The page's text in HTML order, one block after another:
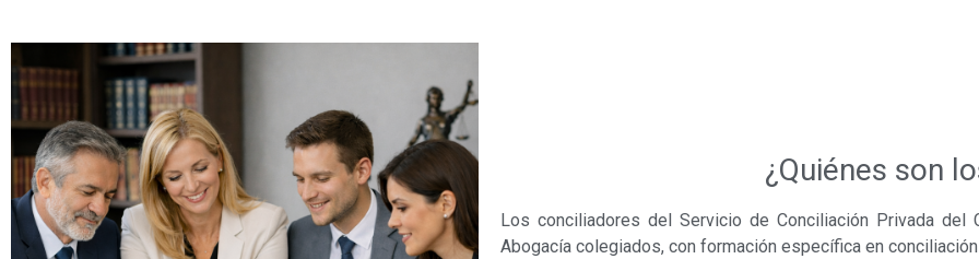
¿Quiénes son
Los conciliadores del Servicio de Conciliación Privada
Abogacía colegiados, con formación específica en